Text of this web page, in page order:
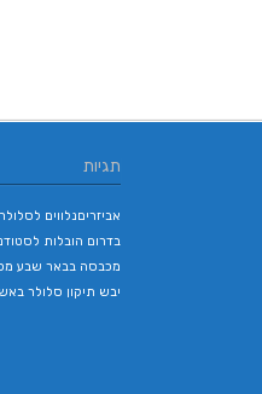
תגיות
אביזריםנלווים לסלולר
בדרום הובלות
מכבסה בבאר שבע
יבש תיקון סלולר